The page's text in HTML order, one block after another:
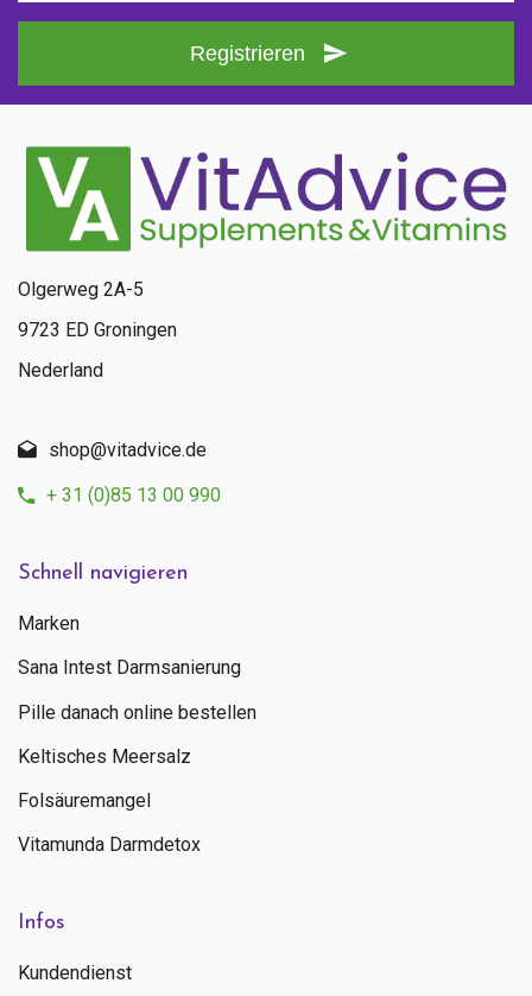
Registrieren
Schnell navigieren
Marken
Sana Intest Darmsanierung
Pille danach online bestellen
Keltisches Meersalz
Folsäuremangel
Vitamunda Darmdetox
Infos
Kundendienst
Olgerweg 2A-5
9723 ED Groningen
Nederland
shop@vitadvice.de
+ 31 (0)85 13 00 990